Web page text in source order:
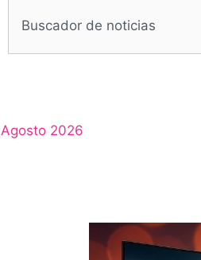
Agosto 2026